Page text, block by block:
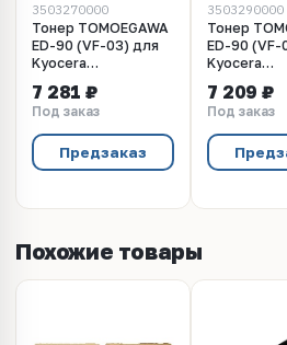
3503270000
Тонер TOMOEGAWA
ED-90 (VF-03) для
Kyocera
голубой (1 кг)
7 281 ₽
Под заказ
Предзаказ
3503290000
Тонер
ED-90 (VF-
Kyocera
пурпурный
7 209 ₽
Под заказ
Похожие товары